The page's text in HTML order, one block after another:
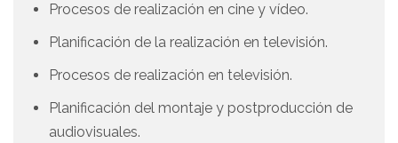
Procesos de realización en cine y vídeo.
Planificación de la realización en televisión.
Procesos de realización en televisión.
Planificación del montaje y postproducción de
audiovisuales.